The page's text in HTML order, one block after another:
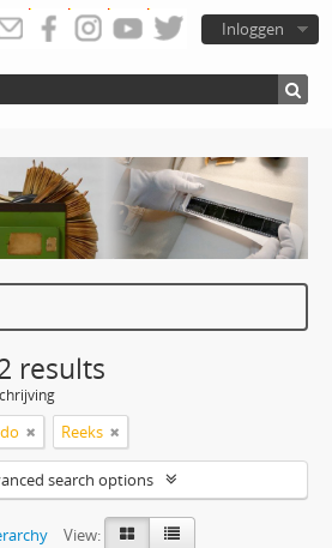
Inloggen
results
Reeks
search options
View: